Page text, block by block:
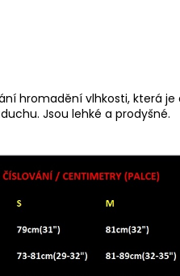
hromadění vlhkosti, která
Jsou lehké a prodyšné.